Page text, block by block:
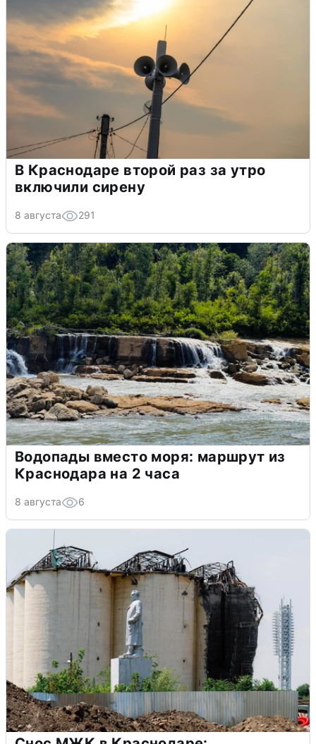
В Краснодаре второй раз за утро
включили сирену
8 августа 291
Водопады вместо моря: маршрут из
Краснодара на 2 часа
8 августа 6